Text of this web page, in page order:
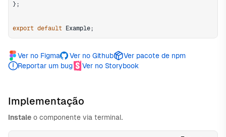
} ;
export default Example;
Ver no Figma Ver no Github
Ver pacote de npm
Reportar um bug
Ver no Storybook
Implementação
Instale o componente via terminal.